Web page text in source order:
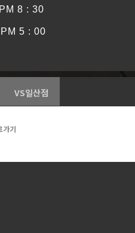
8 : 30
5 : 00
VS일산점
가기